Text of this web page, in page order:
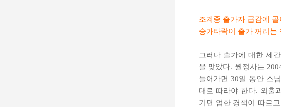
조계종 출가자 급감에 골
승가타락이 출가 꺼리는
그러나 출가에 대한 세
을 맞았다. 월정사는
들어가면 30일 동안 스
대로 따라야 한다. 외출
기면 엄한 경책이 따르